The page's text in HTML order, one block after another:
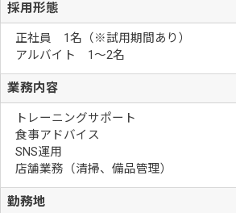
採用形態
正社員 1名（※試用期間あり）
アルバイト 1～2名
業務内容
トレーニングサポート
食事アドバイス
SNS運用
店舗業務（清掃、備品管理）
勤務地